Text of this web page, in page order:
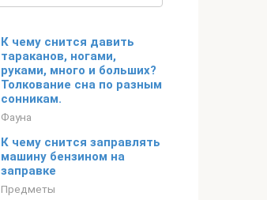
К чему снится давить
тараканов, ногами,
руками, много и больших?
Толкование сна по разным
сонникам.
Фауна
К чему снится заправлять
машину бензином на
заправке
Предметы